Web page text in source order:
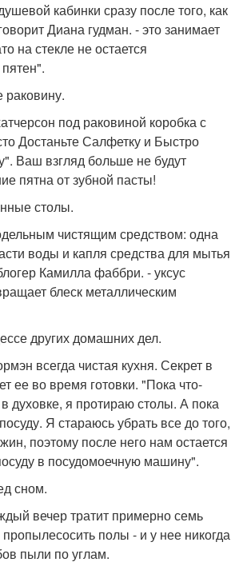
кабинки сразу после того, как
Диана гудман. - это занимает
на стекле не остается
раковину.
под раковиной коробка с
Достаньте Салфетку и Быстро
Ваш взгляд больше не будут
пятна от зубной пасты!
столы.
чистящим средством: одна
воды и капля средства для мытья
Камилла фаббри. - уксус
блеск металлическим
других домашних дел.
всегда чистая кухня. Секрет в
ее во время готовки. "Пока что-
в духовке, я протираю столы. А пока
Я стараюсь убрать все до того,
поэтому после него нам остается
в посудомоечную машину".
сном.
вечер тратит примерно семь
полы - и у нее никогда
пыли по углам.